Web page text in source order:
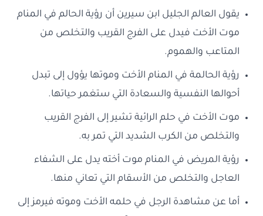
يقول العالم الجليل ابن سيرين أن رؤية الحالم في المنام
موت الأخت فيدل على الفرج القريب والتخلص من
المتاعب والهموم.
رؤية الحالمة في المنام الأخت وموتها يؤول إلى تبدل
أحوالها النفسية والسعادة التي ستغمر حياتها.
موت الأخت في حلم الرائية تشير إلى الفرج القريب
والتخلص من الكرب الشديد التي تمر به.
رؤية المريض في المنام موت أخته يدل على الشفاء
العاجل والتخلص من الأسقام التي تعاني منها.
أما عن مشاهدة الرجل في حلمه الأخت وموته فيرمز إلى